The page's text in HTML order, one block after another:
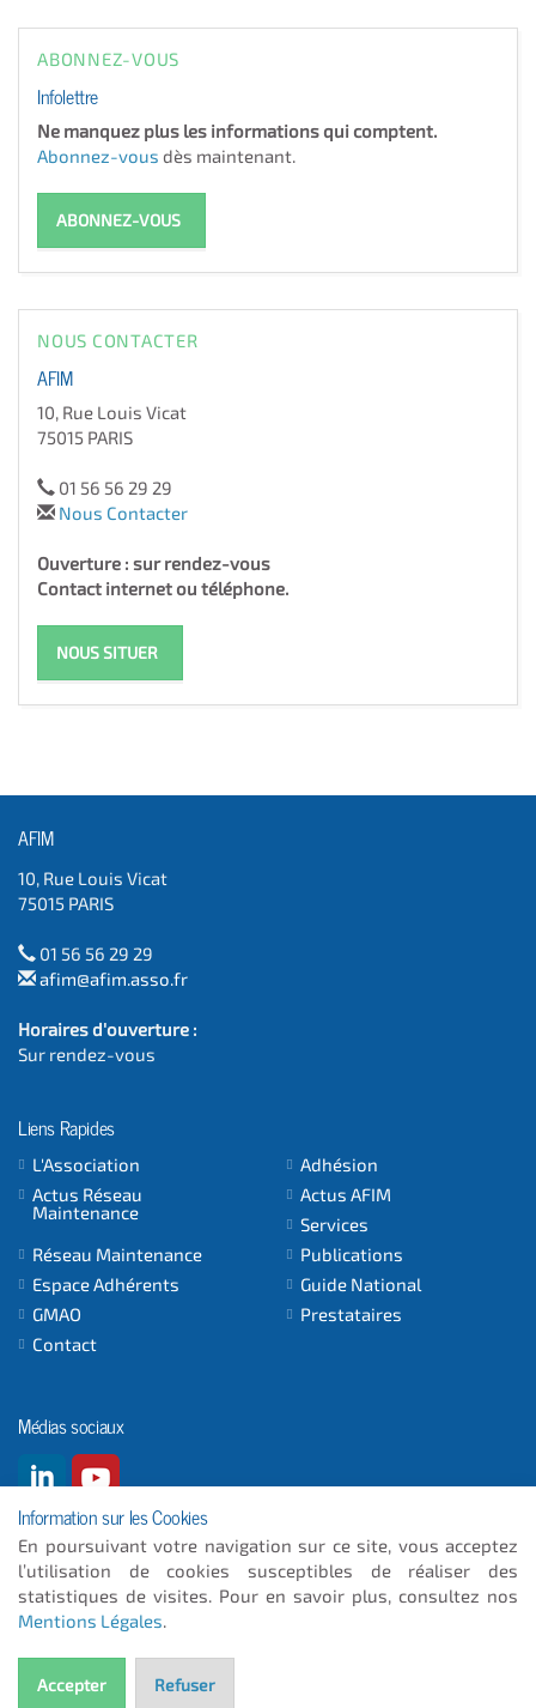
ABONNEZ-VOUS
Infolettre
Ne manquez plus les informations qui comptent.
Abonnez-vous dès maintenant.
ABONNEZ-VOUS
NOUS CONTACTER
AFIM
10, Rue Louis Vicat
75015 PARIS
01 56 56 29 29
Nous Contacter
Ouverture : sur rendez-vous
Contact internet ou téléphone.
NOUS SITUER
AFIM
10, Rue Louis Vicat
75015 PARIS
01 56 56 29 29
afim@afim.asso.fr
Horaires d'ouverture :
Sur rendez-vous
Liens Rapides
L'Association
Adhésion
Actus Réseau
Maintenance
Actus AFIM
Services
Réseau Maintenance
Publications
Espace Adhérents
Guide National
GMAO
Prestataires
Contact
Médias sociaux
© 2026 - ICC INFORMATIQUE
Plan du site
Mentions Légales
Information sur les Cookies
En poursuivant votre navigation sur ce site, vous acceptez
l’utilisation de cookies susceptibles de réaliser des
statistiques de visites. Pour en savoir plus, consultez nos
Mentions Légales.
Accepter Refuser